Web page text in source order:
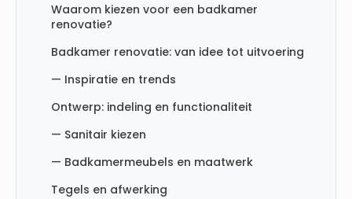
Waarom kiezen voor een badkamer
renovatie?
Badkamer renovatie: van idee tot uitvoering
— Inspiratie en trends
Ontwerp: indeling en functionaliteit
— Sanitair kiezen
— Badkamermeubels en maatwerk
Tegels en afwerking